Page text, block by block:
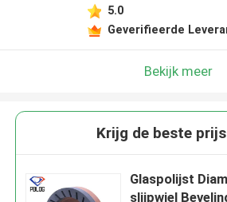
5.0
Geverifieerde
Bekijk meer
Krijg de beste
Glaspolijst
slijpwiel